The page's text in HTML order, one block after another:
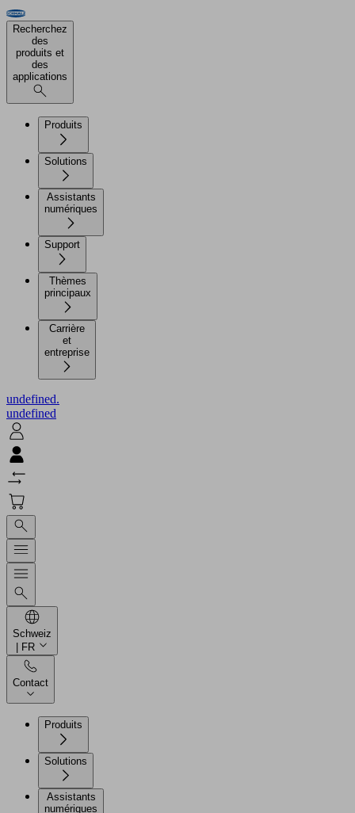
Recherchez
des
produits et
des
applications
Produits
Solutions
Assistants
numériques
Support
Thèmes
principaux
Carrière
et
entreprise
undefined.
undefined
Schweiz
| FR
Contact
Produits
Solutions
Assistants
numériques